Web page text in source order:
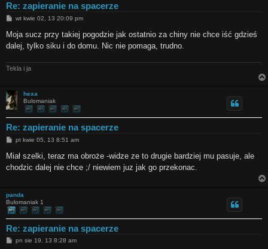
Re: zapieranie na spacerze
P
s
t
wt kwie 02, 13 20:09 pm
Moja sucz przy takiej pogodzie jak ostatnio za chiny nie chce iść gdzieś
dalej, tylko siku i do domu. Nic nie pomaga, trudno.
Tekla i ja
hexa
Bulomaniak
Re: zapieranie na spacerze
P
s
t
pt kwie 05, 13 8:51 am
Miał szelki, teraz ma obroże -widze ze to drugie bardziej mu pasuje, ale
chodzic dalej nie chce ;/ niewiem juz jak go przekonac.
panda
Bulomaniak 1
Re: zapieranie na spacerze
Ppn sie 19, 13 8:28 am